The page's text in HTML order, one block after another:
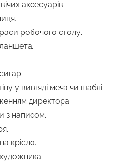
аксесуарів.
робочого столу.
у вигляді меча чи шаблі.
директора.
з написом.
крісло.